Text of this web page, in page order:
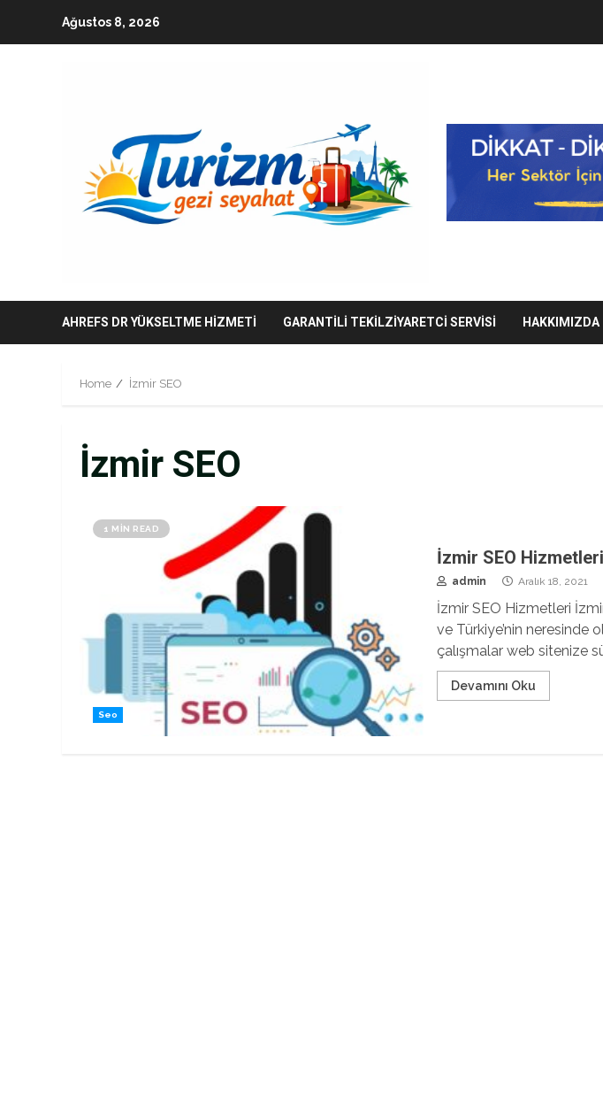
Ağustos 8, 2026
AHREFS DR YÜKSELTME HIZMETI GARANTILI TEKILZIYARETCI SERVISI HAKKIMIZDA
Home İzmir SEO
İzmir SEO
1 MIN READ
Seo
İzmir SEO Hizmetleri
admin Aralık 18, 2021
İzmir SEO Hizmetleri
ve Türkiye’nin neresinde
çalışmalar web sitenize
Devamını Oku